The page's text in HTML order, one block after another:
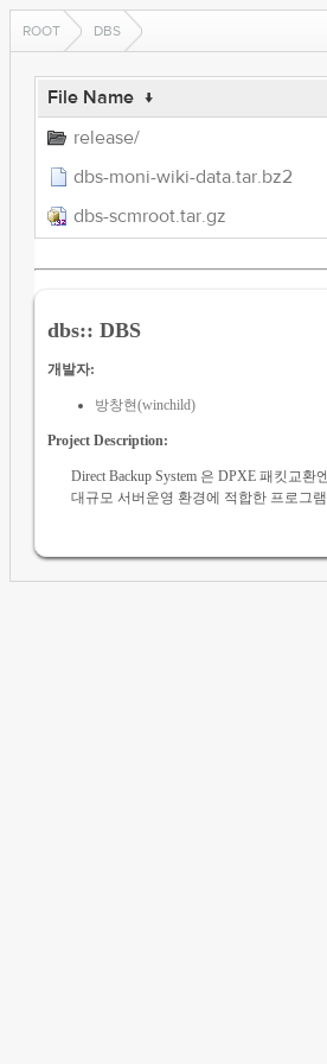
ROOT DBS
File Name ↓
release/
dbs-moni-wiki-data.tar.bz2
dbs-scmroot.tar.gz
dbs:: DBS
개발자:
방창현(winchild)
Project Description:
Direct Backup System 은 DPXE 패킷교
대규모 서버운영 환경에 적합한 프로그